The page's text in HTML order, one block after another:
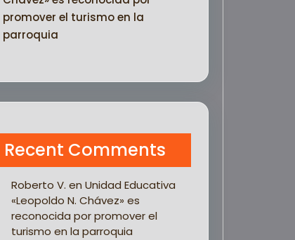
promover el turismo en la
parroquia
Recent Comments
Roberto V. en Unidad Educativa
«Leopoldo N. Chávez» es
reconocida por promover el
turismo en la parroquia